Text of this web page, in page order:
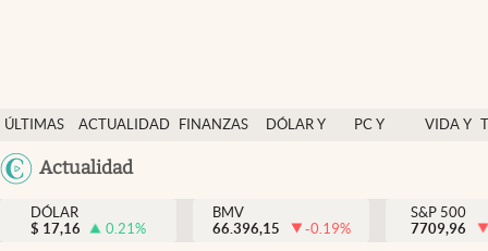
ÚLTIMAS
NOTICIAS
ACTUALIDAD
FINANZAS
DÓLAR Y
PC Y
VIDA Y
México
Actualidad
Actualidad
Finanzas y economía
Dólar y mercados
DÓLAR
$ 17,16 0.21%
BMV
66.396,15
-0.19%
S&P 500
7709,96